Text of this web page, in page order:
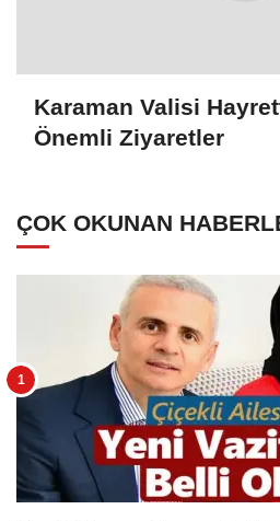
Karaman Valisi
Önemli Ziyaretler
ÇOK OKUNAN